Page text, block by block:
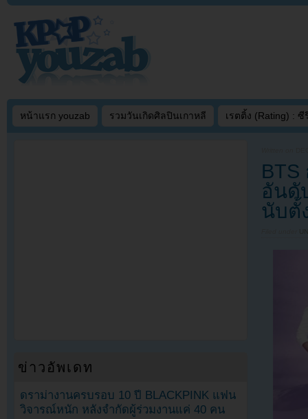
หน้าแรก youzab รวมวันเกิดศิลปินเกาหลี เรตติ้ง (Rating) : ซี
อันดั
นับตั้
ข่าวอัพเดท
ดราม่างานครบรอบ 10 ปี BLACKPINK แฟน
วิจารณ์หนัก หลังจำกัดผู้ร่วมงานแค่ 40 คน